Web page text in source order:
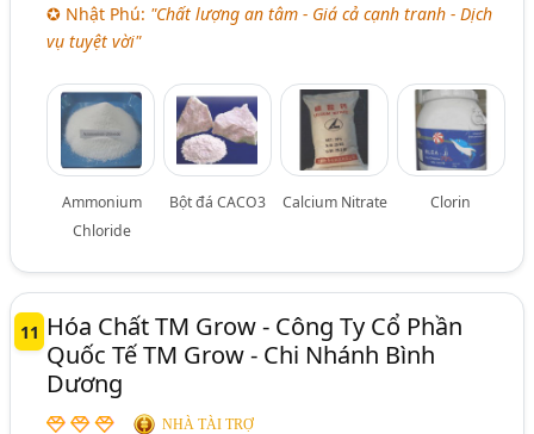
✪ Nhật Phú: "Chất lượng an tâm - Giá cả cạnh tranh - Dịch
vụ tuyệt vời"
Ammonium
Chloride
Bột đá CACO3 Calcium Nitrate Clorin
11 Hóa Chất TM Grow - Công Ty Cổ Phần
Quốc Tế TM Grow - Chi Nhánh Bình
Dương
NHÀ TÀI TRỢ